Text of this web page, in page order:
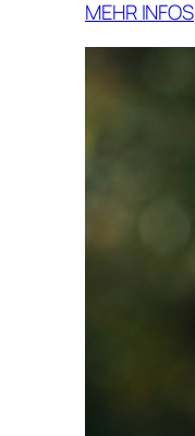
MEHR INFOS